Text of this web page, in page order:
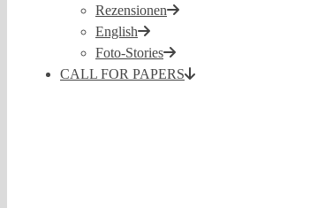
Rezensionen
English
Foto-Stories
CALL FOR PAPERS